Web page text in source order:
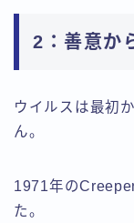
2：善意か
ウイルスは最初
ん。
1971年の
た。